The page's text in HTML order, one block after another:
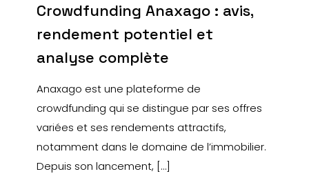
Crowdfunding Anaxago : avis,
rendement potentiel et
analyse complète
Anaxago est une plateforme de
crowdfunding qui se distingue par ses offres
variées et ses rendements attractifs,
notamment dans le domaine de l’immobilier.
Depuis son lancement, […]